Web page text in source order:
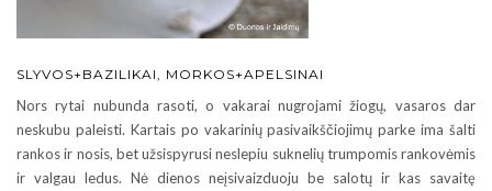
SLYVOS+BAZILIKAI, MORKOS+APELSINAI
Nors rytai nubunda rasoti, o vakarai nugrojami žiogų, vasaros dar
neskubu paleisti. Kartais po vakarinių pasivaikščiojimų parke ima šalti
rankos ir nosis, bet užsispyrusi neslepiu suknelių trumpomis rankovėmis
ir valgau ledus. Nė dienos neįsivaizduoju be salotų ir kas savaitę